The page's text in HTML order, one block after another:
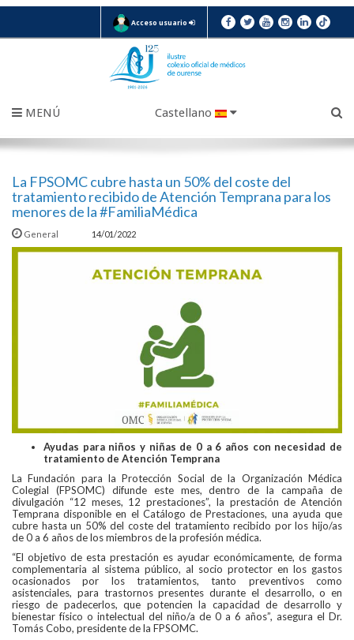
Acceso usuario
MENÚ Castellano
La FPSOMC cubre hasta un 50% del coste del
tratamiento recibido de Atención Temprana para los
menores de la #FamiliaMédica
General 14/01/2022
Ayudas para niños y niñas de 0 a 6 años con necesidad de
tratamiento de Atención Temprana
La Fundación para la Protección Social de la Organización Médica
Colegial (FPSOMC) difunde este mes, dentro de la campaña de
divulgación “12 meses, 12 prestaciones”, la prestación de Atención
Temprana disponible en el Catálogo de Prestaciones, una ayuda que
cubre hasta un 50% del coste del tratamiento recibido por los hijo/as
de 0 a 6 años de los miembros de la profesión médica.
“El objetivo de esta prestación es ayudar económicamente, de forma
complementaria al sistema público, al socio protector en los gastos
ocasionados por los tratamientos, tanto preventivos como
asistenciales, para trastornos presentes durante el desarrollo, o en
riesgo de padecerlos, que potencien la capacidad de desarrollo y
bienestar físico o intelectual del niño/a de 0 a 6 años”, asegura el Dr.
Tomás Cobo, presidente de la FPSOMC.